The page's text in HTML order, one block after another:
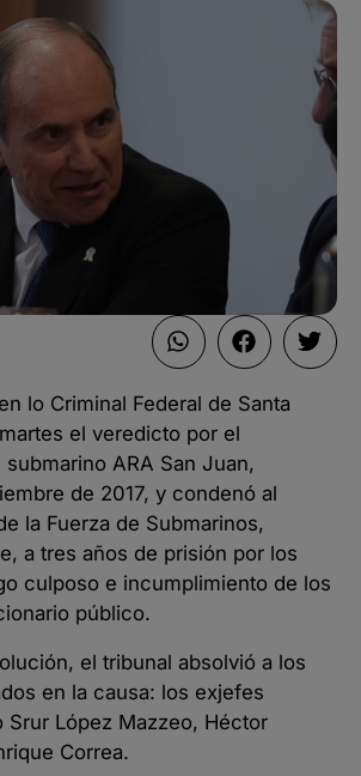
lo Criminal Federal de Santa
el veredicto por el
ARA San Juan,
de 2017, y condenó al
la Fuerza de Submarinos,
a tres años de prisión por los
culposo e incumplimiento de los
público.
el tribunal absolvió a los
en la causa: los exjefes
Srur López Mazzeo, Héctor
Correa.